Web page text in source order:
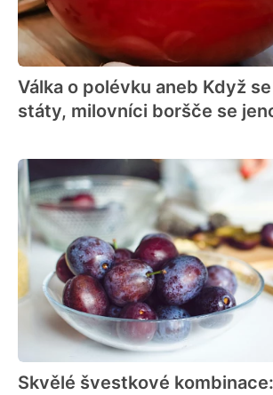
Válka o polévku aneb Když
státy, milovníci boršče se
Skvělé švestkové